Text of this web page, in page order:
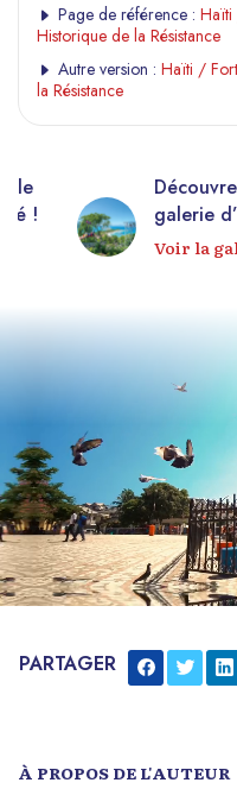
Page de référence : Haïti
Historique de la Résistance
Autre version : Haïti /
la Résistance
!
galerie
Voir la
PARTAGER
À PROPOS DE L'AUTEUR